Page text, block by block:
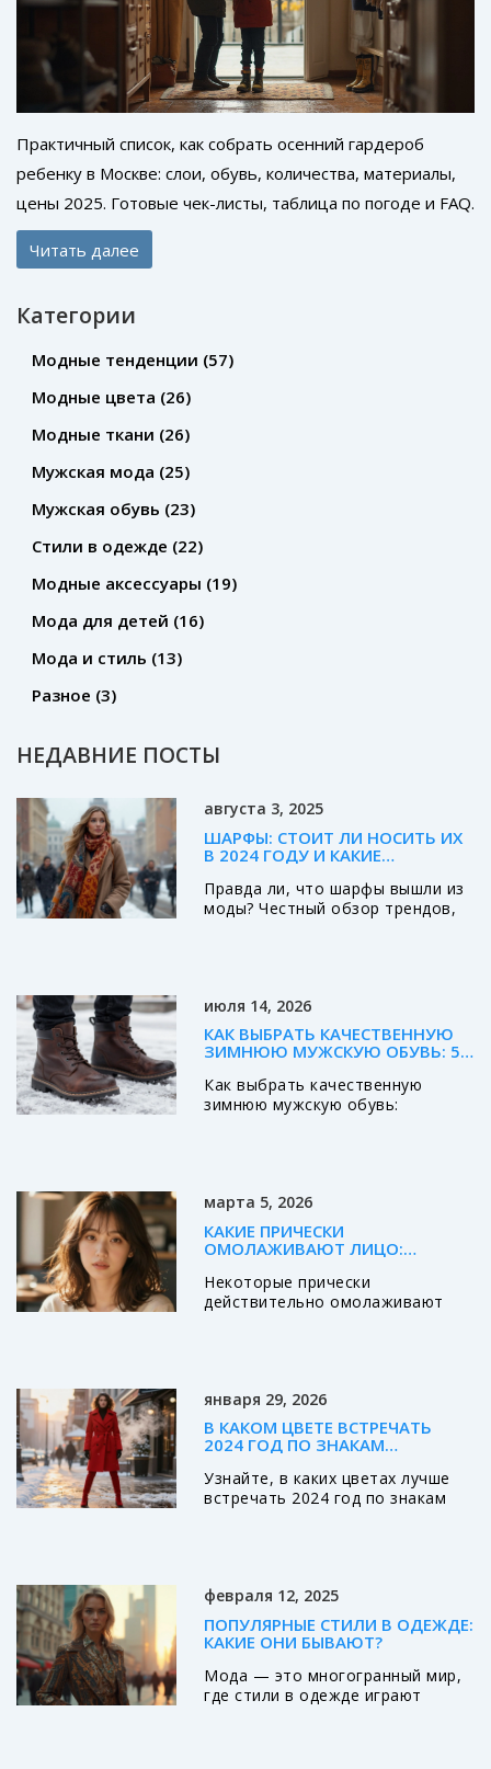
Практичный список, как собрать осенний гардероб
ребенку в Москве: слои, обувь, количества, материалы,
цены 2025. Готовые чек-листы, таблица по погоде и FAQ.
Читать далее
Категории
Модные тенденции (57)
Модные цвета (26)
Модные ткани (26)
Мужская мода (25)
Мужская обувь (23)
Стили в одежде (22)
Модные аксессуары (19)
Мода для детей (16)
Мода и стиль (13)
Разное (3)
НЕДАВНИЕ ПОСТЫ
августа 3, 2025
ШАРФЫ: СТОИТ ЛИ НОСИТЬ ИХ
В 2024 ГОДУ И КАКИЕ
Правда ли, что шарфы вышли из
моды? Честный обзор трендов,
июля 14, 2026
КАК ВЫБРАТЬ КАЧЕСТВЕННУЮ
ЗИМНЮЮ МУЖСКУЮ ОБУВЬ: 5
Как выбрать качественную
зимнюю мужскую обувь:
марта 5, 2026
КАКИЕ ПРИЧЕСКИ
ОМОЛАЖИВАЮТ ЛИЦО:
ЖЕНЩИН ПОСЛЕ 30, 40 И 50
Некоторые прически
действительно омолаживают
40 и 50, и как избежать ошибок,
которые старят.
января 29, 2026
В КАКОМ ЦВЕТЕ ВСТРЕЧАТЬ
2024 ГОД ПО ЗНАКАМ
ДЛЯ КАЖДОГО ЗНАКА
Узнайте, в каких цветах лучше
встречать 2024 год по знакам
рекомендации для каждого
знака.
февраля 12, 2025
ПОПУЛЯРНЫЕ СТИЛИ В ОДЕЖДЕ:
КАКИЕ ОНИ БЫВАЮТ?
Мода — это многогранный мир,
где стили в одежде играют